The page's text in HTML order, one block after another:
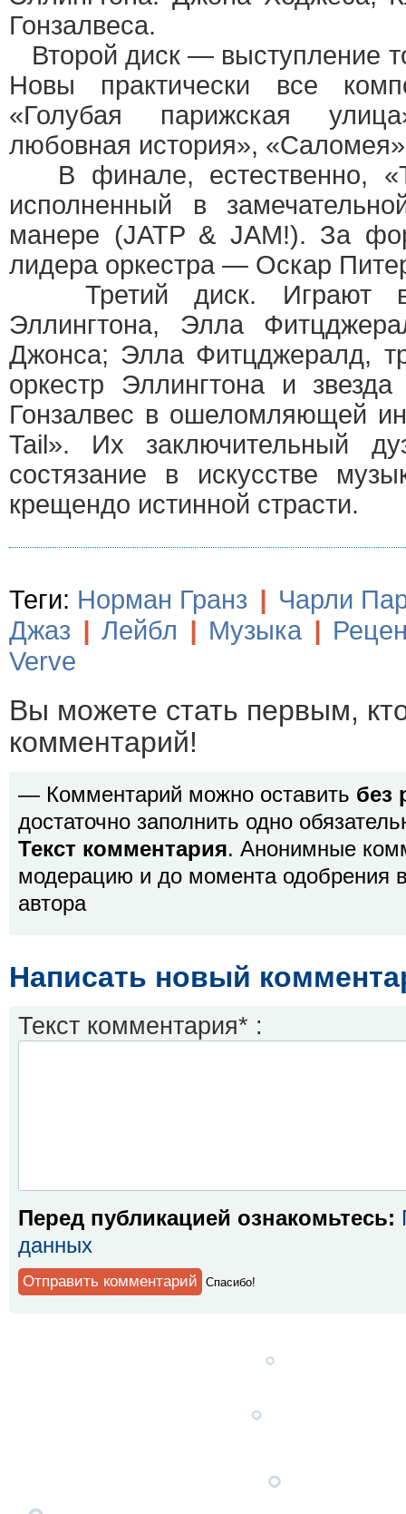
Гонзалвеса.
Второй диск — выступление
Новы практически все
«Голубая парижская
любовная история»,
В финале, естественно,
исполненный в
манере (JATP & JAM!). За
лидера оркестра — Оскар
Третий диск. Играют
Эллингтона, Элла
Джонса; Элла Фитцджералд,
оркестр Эллингтона и
Гонзалвес в ошеломляющей
Tail». Их заключительный
состязание в искусстве
крещендо истинной страсти.
Теги: Норман Гранз | Чарли
Джаз | Лейбл | Музыка |
Verve
Вы можете стать первым,
комментарий!
— Комментарий можно оставить без
достаточно заполнить одно
Текст комментария. Анонимные
модерацию и до момента одобрения
автора
Написать новый
Текст комментария* :
Перед публикацией ознакомьтесь:
данных
Спaсибо!